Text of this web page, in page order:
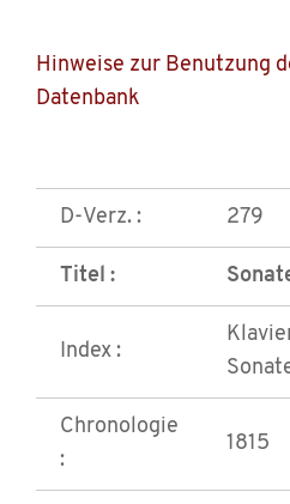
Hinweise zur Benutzung
Datenbank
D-Verz. : 279
Titel :
Index :
Chronologie
:
1815